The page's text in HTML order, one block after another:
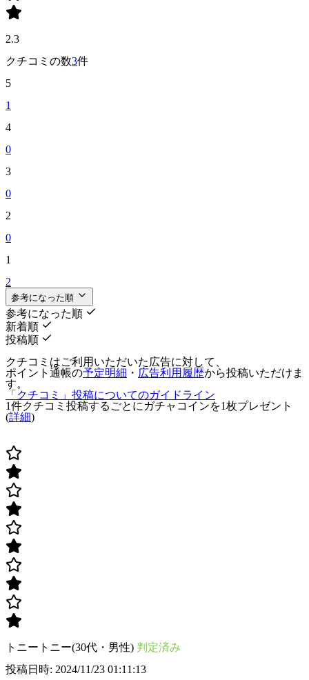
2.3
クチコミの数3件
5
1
4
0
3
0
2
0
1
2
参考になった順
参考になった順
新着順
投稿順
クチコミはご利用いただいた広告に対して、
ポイント通帳の予定明細 ・ 広告利用履歴から投稿いただけま
す。
「クチコミ」投稿についてのガイドライン
1件クチコミ投稿するごとに ガチャコインを1枚プレゼント
(詳細)
トニートニー(30代・男性) 判定済み
投稿日時: 2024/11/23 01:11:13